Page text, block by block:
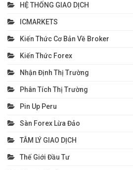
HỆ THỐNG GIAO DỊCH
ICMARKETS
Kiến Thức Cơ Bản Về Broker
Kiến Thức Forex
Nhận Định Thị Trường
Phân Tích Thị Trường
Pin Up Peru
Sàn Forex Lừa Đảo
TÂM LÝ GIAO DỊCH
Thế Giới Đầu Tư